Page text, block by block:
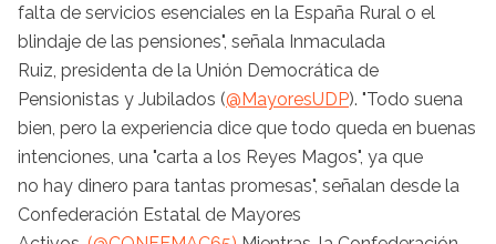
falta de servicios esenciales en la España Rural o el
blindaje de las pensiones", señala Inmaculada
Ruiz, presidenta de la Unión Democrática de
Pensionistas y Jubilados (@MayoresUDP). "Todo suena
bien, pero la experiencia dice que todo queda en buenas
intenciones, una "carta a los Reyes Magos", ya que
no hay dinero para tantas promesas", señalan desde la
Confederación Estatal de Mayores